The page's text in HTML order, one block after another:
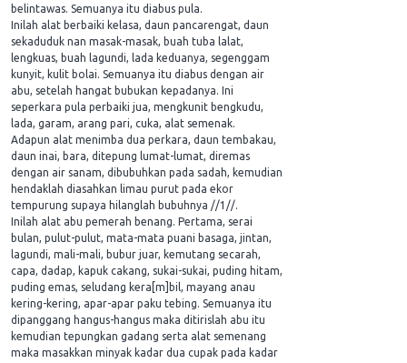
belintawas. Semuanya itu diabus pula.
Inilah alat berbaiki kelasa, daun pancarengat, daun
sekaduduk nan masak-masak, buah tuba lalat,
lengkuas, buah lagundi, lada keduanya, segenggam
kunyit, kulit bolai. Semuanya itu diabus dengan air
abu, setelah hangat bubukan kepadanya. Ini
seperkara pula perbaiki jua, mengkunit bengkudu,
lada, garam, arang pari, cuka, alat semenak.
Adapun alat menimba dua perkara, daun tembakau,
daun inai, bara, ditepung lumat-lumat, diremas
dengan air sanam, dibubuhkan pada sadah, kemudian
hendaklah diasahkan limau purut pada ekor
tempurung supaya hilanglah bubuhnya //1//.
Inilah alat abu pemerah benang. Pertama, serai
bulan, pulut-pulut, mata-mata puani basaga, jintan,
lagundi, mali-mali, bubur juar, kemutang secarah,
capa, dadap, kapuk cakang, sukai-sukai, puding hitam,
puding emas, seludang kera[m]bil, mayang anau
kering-kering, apar-apar paku tebing. Semuanya itu
dipanggang hangus-hangus maka ditirislah abu itu
kemudian tepungkan gadang serta alat semenang
maka masakkan minyak kadar dua cupak pada kadar